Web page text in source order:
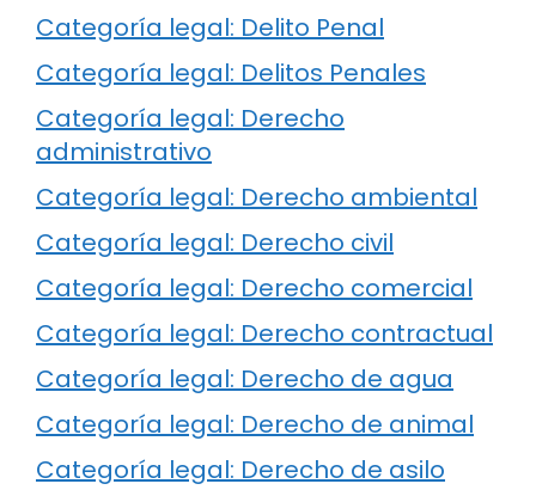
Categoría legal: Delito Penal
Categoría legal: Delitos Penales
Categoría legal: Derecho
administrativo
Categoría legal: Derecho ambiental
Categoría legal: Derecho civil
Categoría legal: Derecho comercial
Categoría legal: Derecho contractual
Categoría legal: Derecho de agua
Categoría legal: Derecho de animal
Categoría legal: Derecho de asilo